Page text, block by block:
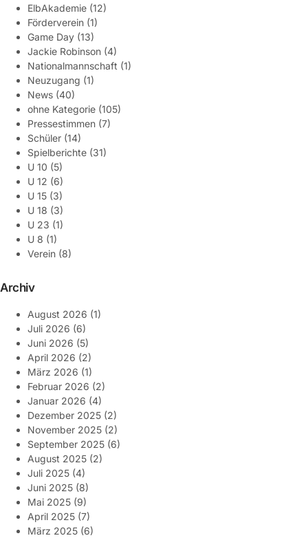
ElbAkademie (12)
Förderverein (1)
Game Day (13)
Jackie Robinson (4)
Nationalmannschaft (1)
Neuzugang (1)
News (40)
ohne Kategorie (105)
Pressestimmen (7)
Schüler (14)
Spielberichte (31)
U 10 (5)
U 12 (6)
U 15 (3)
U 18 (3)
U 23 (1)
U 8 (1)
Verein (8)
Archiv
August 2026 (1)
Juli 2026 (6)
Juni 2026 (5)
April 2026 (2)
März 2026 (1)
Februar 2026 (2)
Januar 2026 (4)
Dezember 2025 (2)
November 2025 (2)
September 2025 (6)
August 2025 (2)
Juli 2025 (4)
Juni 2025 (8)
Mai 2025 (9)
April 2025 (7)
März 2025 (6)